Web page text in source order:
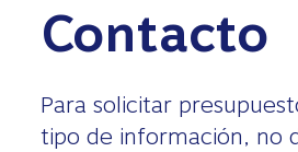
Contacto
Para solicitar
tipo de información, no